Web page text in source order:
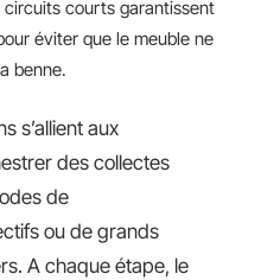
courts garantissent
éviter que le meuble ne
benne.
s’allient aux
des collectes
de
ou de grands
A chaque étape, le